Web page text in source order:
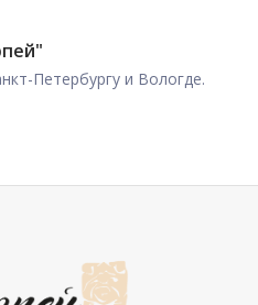
Петербургу и Вологде.